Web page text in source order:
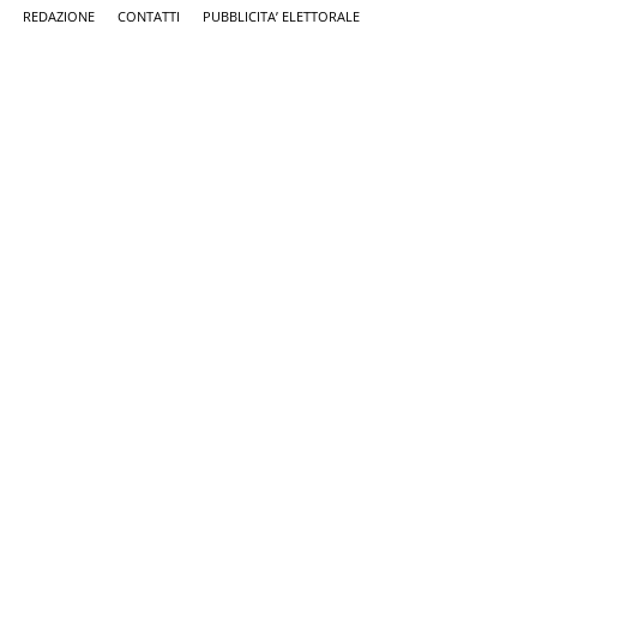
REDAZIONE CONTATTI PUBBLICITA’ ELETTORALE